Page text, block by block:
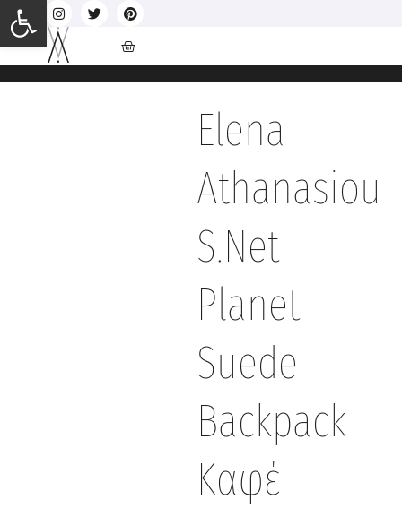
Elena
Athanasiou
S.Net
Planet
Suede
Backpack
Καφέ
Ανοίξτε τη γραμμή εργαλείων